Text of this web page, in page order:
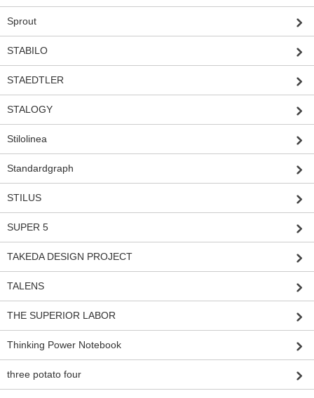
Sprout
STABILO
STAEDTLER
STALOGY
Stilolinea
Standardgraph
STILUS
SUPER 5
TAKEDA DESIGN PROJECT
TALENS
THE SUPERIOR LABOR
Thinking Power Notebook
three potato four